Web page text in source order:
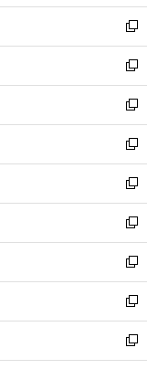
ウ
ィ
ン
ド
ウ
で
開
く
し
い
ウ
ィ
ン
ド
ウ
で
開
く
新
し
い
ウ
ィ
ン
ド
ウ
で
開
く
新
し
い
ウ
ィ
ン
ド
ウ
で
開
く
新
し
い
ウ
ィ
ン
ド
ウ
で
開
く
新
し
い
ウ
ィ
ン
ド
ウ
で
開
く
新
し
い
ウ
ィ
ン
ド
ウ
で
開
新
し
い
ウ
ィ
ン
ド
ウ
新
し
い
ウ
ィ
ン
新
し
い
ウ
新
し